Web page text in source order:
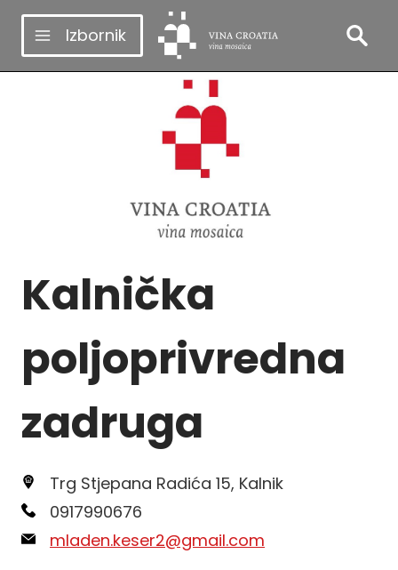
Skip
content
Izbornik
Kalnička
poljoprivredna
zadruga
Trg Stjepana Radića 15, Kalnik
0917990676
mladen.keser2@gmail.com